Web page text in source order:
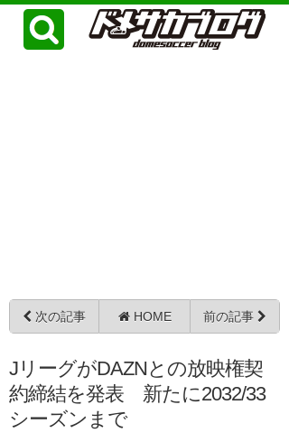
次の記事 HOME 前の記事
JリーグがDAZNとの放映権契
約締結を発表 新たに2032/33
シーズンまで